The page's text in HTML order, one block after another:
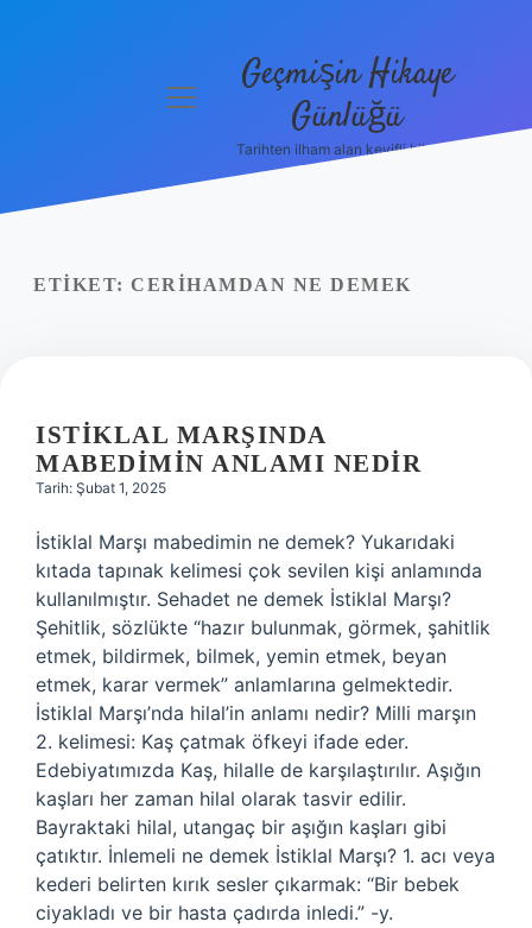
menüyü
Geçmişin Hikaye
Günlüğü
Tarihten ilham alan keyifli bilgiler!
ETIKET: CERIHAMDAN NE DEMEK
ISTIKLAL MARŞINDA
MABEDIMIN ANLAMI NEDIR
Tarih: Şubat 1, 2025
İstiklal Marşı mabedimin ne demek? Yukarıdaki
kıtada tapınak kelimesi çok sevilen kişi anlamında
kullanılmıştır. Sehadet ne demek İstiklal Marşı?
Şehitlik, sözlükte “hazır bulunmak, görmek, şahitlik
etmek, bildirmek, bilmek, yemin etmek, beyan
etmek, karar vermek” anlamlarına gelmektedir.
İstiklal Marşı’nda hilal’in anlamı nedir? Milli marşın
2. kelimesi: Kaş çatmak öfkeyi ifade eder.
Edebiyatımızda Kaş, hilalle de karşılaştırılır. Aşığın
kaşları her zaman hilal olarak tasvir edilir.
Bayraktaki hilal, utangaç bir aşığın kaşları gibi
çatıktır. İnlemeli ne demek İstiklal Marşı? 1. acı veya
kederi belirten kırık sesler çıkarmak: “Bir bebek
ciyakladı ve bir hasta çadırda inledi.” -y.